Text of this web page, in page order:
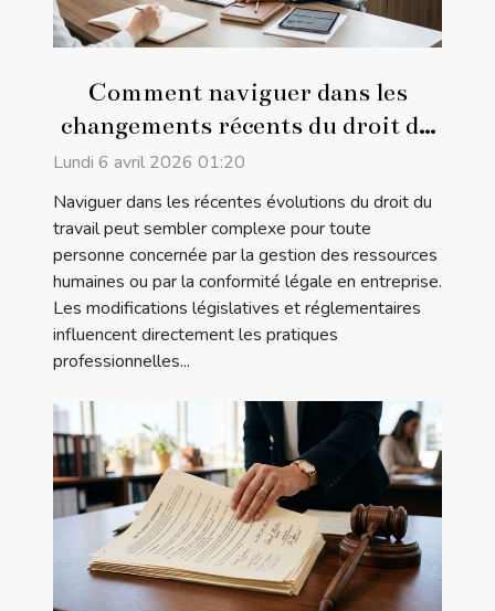
Comment naviguer dans les
changements récents du droit du
travail ?
Lundi 6 avril 2026 01:20
Naviguer dans les récentes évolutions du droit du
travail peut sembler complexe pour toute
personne concernée par la gestion des ressources
humaines ou par la conformité légale en entreprise.
Les modifications législatives et réglementaires
influencent directement les pratiques
professionnelles...